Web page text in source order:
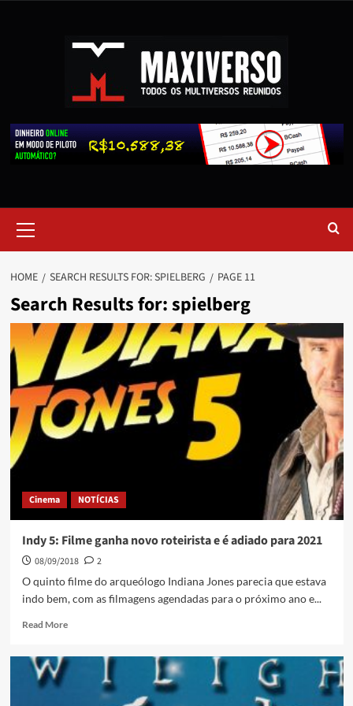
HOME SEARCH RESULTS FOR: SPIELBERG PAGE 11
Search Results for:spielberg
Cinema NOTÍCIAS
Indy 5: Filme ganha novo roteirista e é adiado para 2021
08/09/2018
2
O quinto filme do arqueólogo Indiana Jones parecia que estava
indo bem, com as filmagens agendadas para o próximo ano e...
Read More